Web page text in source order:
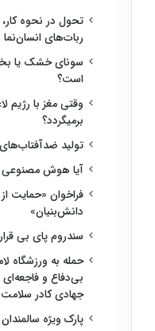
تحول در نحوه
ربات‌های انسان‌نما
سونای خشک یا
است؟
وقتی مغز با رژیم
برمیگردد؟
تولید ضدآفتاب‌های
آیا هوش مصنوعی
فراخوان
دانش‌بنیان»
سندروم پای بی
حمله به ورزشگاه
بی‌دفاع و
جهادی کادر
پارک ویژه